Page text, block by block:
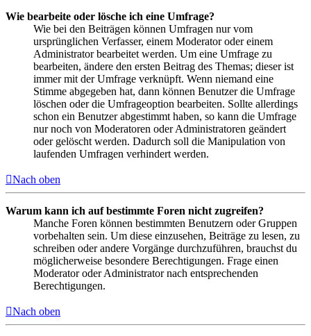
Wie bearbeite oder lösche ich eine Umfrage?
Wie bei den Beiträgen können Umfragen nur vom
ursprünglichen Verfasser, einem Moderator oder einem
Administrator bearbeitet werden. Um eine Umfrage zu
bearbeiten, ändere den ersten Beitrag des Themas; dieser ist
immer mit der Umfrage verknüpft. Wenn niemand eine
Stimme abgegeben hat, dann können Benutzer die Umfrage
löschen oder die Umfrageoption bearbeiten. Sollte allerdings
schon ein Benutzer abgestimmt haben, so kann die Umfrage
nur noch von Moderatoren oder Administratoren geändert
oder gelöscht werden. Dadurch soll die Manipulation von
laufenden Umfragen verhindert werden.
Nach oben
Warum kann ich auf bestimmte Foren nicht zugreifen?
Manche Foren können bestimmten Benutzern oder Gruppen
vorbehalten sein. Um diese einzusehen, Beiträge zu lesen, zu
schreiben oder andere Vorgänge durchzuführen, brauchst du
möglicherweise besondere Berechtigungen. Frage einen
Moderator oder Administrator nach entsprechenden
Berechtigungen.
Nach oben